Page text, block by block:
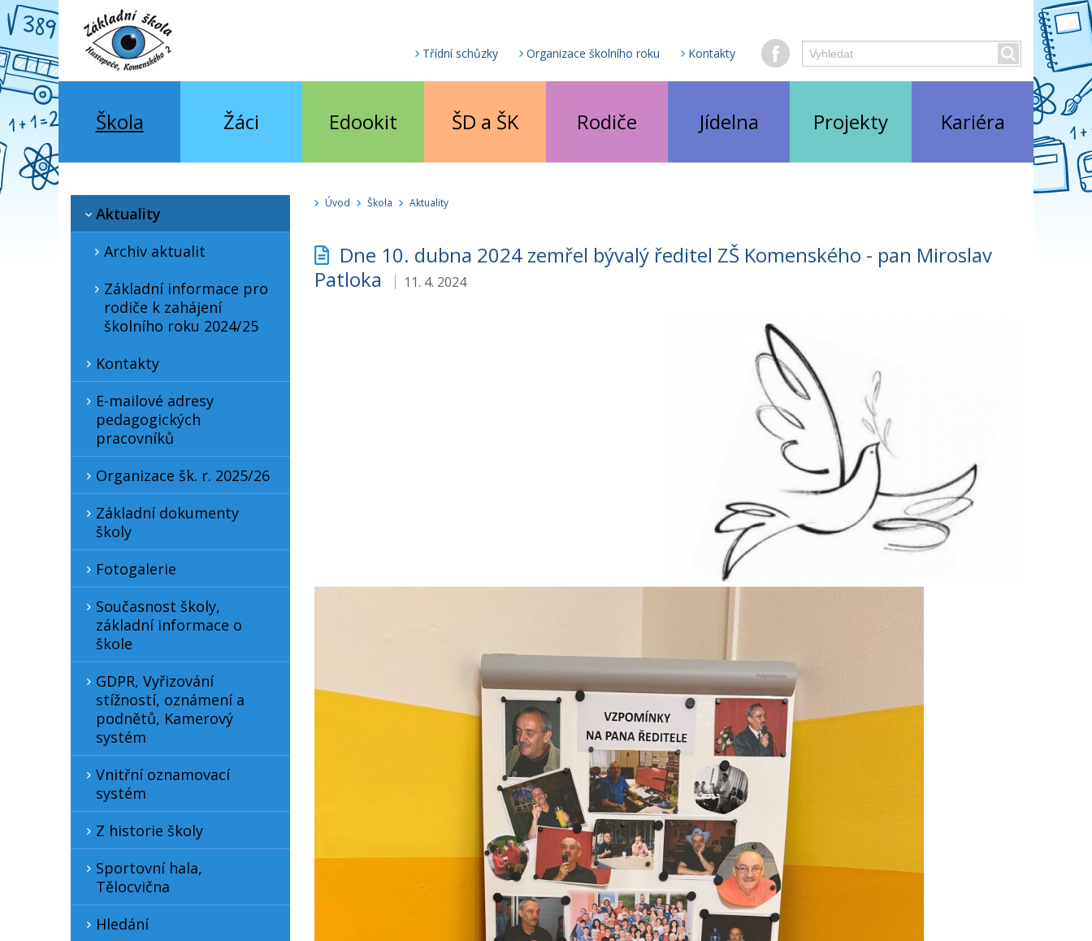
Třídní schůzky Organizace školního roku Kontakty
Hledaný
text
Vyhledat
Škola Žáci Edookit ŠD a ŠK Rodiče Jídelna Projekty Kariéra
Aktuality
Archiv aktualit
Základní informace pro
rodiče k zahájení
školního roku 2024/25
Kontakty
E-mailové adresy
pedagogických
pracovníků
Organizace šk. r. 2025/26
Základní dokumenty
školy
Fotogalerie
Současnost školy,
základní informace o
škole
GDPR, Vyřizování
stížností, oznámení a
podnětů, Kamerový
systém
Vnitřní oznamovací
systém
Z historie školy
Sportovní hala,
Tělocvična
Hledání
Úvod Škola Aktuality
Dne 10. dubna 2024 zemřel bývalý ředitel ZŠ Komenského - pan Miroslav
Patloka
11. 4. 2024